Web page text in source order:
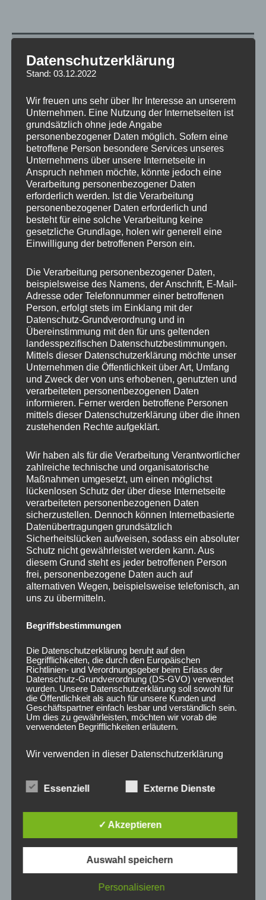
Produktsicherheit
Gewicht 2 kg
Hersteller JR WHEELS
Produktart Adapterplatten
Material Aluminium
Nabenbohrung 54,1 mm
Spurverbreiterung
Lochkreis 5×100
Grundfarbe Schwarz eloxiert
Aussendurchmesser
in cm
54,1 mm
Innendurchmesser
in cm
54,1 mm
Homologation
Prüfung auf Gutachten
erforderlich
Ähnliche Produkte
20mm 5×120 72,6
83,00€ *
Bewertet
mit
0
von
83,00€ *
Bewertet
mit
0
von
Bewertet
Datenschutzerklärung
Stand: 03.12.2022
Wir freuen uns sehr über Ihr Interesse an unserem
Unternehmen. Eine Nutzung der Internetseiten ist
grundsätzlich ohne jede Angabe
personenbezogener Daten möglich. Sofern eine
betroffene Person besondere Services unseres
Unternehmens über unsere Internetseite in
Anspruch nehmen möchte, könnte jedoch eine
Verarbeitung personenbezogener Daten
erforderlich werden. Ist die Verarbeitung
personenbezogener Daten erforderlich und
besteht für eine solche Verarbeitung keine
gesetzliche Grundlage, holen wir generell eine
Einwilligung der betroffenen Person ein.
Die Verarbeitung personenbezogener Daten,
beispielsweise des Namens, der Anschrift, E-Mail-
Adresse oder Telefonnummer einer betroffenen
Person, erfolgt stets im Einklang mit der
Datenschutz-Grundverordnung und in
Übereinstimmung mit den für uns geltenden
landesspezifischen Datenschutzbestimmungen.
Mittels dieser Datenschutzerklärung möchte unser
Unternehmen die Öffentlichkeit über Art, Umfang
und Zweck der von uns erhobenen, genutzten und
verarbeiteten personenbezogenen Daten
informieren. Ferner werden betroffene Personen
mittels dieser Datenschutzerklärung über die ihnen
zustehenden Rechte aufgeklärt.
Wir haben als für die Verarbeitung Verantwortlicher
zahlreiche technische und organisatorische
Maßnahmen umgesetzt, um einen möglichst
lückenlosen Schutz der über diese Internetseite
verarbeiteten personenbezogenen Daten
sicherzustellen. Dennoch können Internetbasierte
Datenübertragungen grundsätzlich
Sicherheitslücken aufweisen, sodass ein absoluter
Schutz nicht gewährleistet werden kann. Aus
diesem Grund steht es jeder betroffenen Person
frei, personenbezogene Daten auch auf
alternativen Wegen, beispielsweise telefonisch, an
uns zu übermitteln.
Begriffsbestimmungen
Die Datenschutzerklärung beruht auf den
Begrifflichkeiten, die durch den Europäischen
Richtlinien- und Verordnungsgeber beim Erlass der
Datenschutz-Grundverordnung (DS-GVO) verwendet
wurden. Unsere Datenschutzerklärung soll sowohl für
die Öffentlichkeit als auch für unsere Kunden und
Geschäftspartner einfach lesbar und verständlich sein.
Um dies zu gewährleisten, möchten wir vorab die
verwendeten Begrifflichkeiten erläutern.
Wir verwenden in dieser Datenschutzerklärung
identifizierbare natürliche Person (im Folgenden
„betroffene Person") beziehen. Als identifizierbar
wird eine natürliche Person angesehen, die
direkt oder indirekt, insbesondere mittels
Essenziell Externe Dienste
✓ Akzeptieren
Auswahl speichern
Personalisieren